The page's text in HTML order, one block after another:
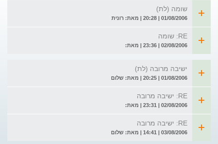
שומה (לת)
01/08/2006 | 20:28 | מאת: רונית
RE: שומה
02/08/2006 | 23:36 | מאת:
ישיבה מרובה (לת)
01/08/2006 | 20:25 | מאת: שלום
RE: ישיבה מרובה
02/08/2006 | 23:31 | מאת:
RE: ישיבה מרובה
03/08/2006 | 14:41 | מאת: שלום